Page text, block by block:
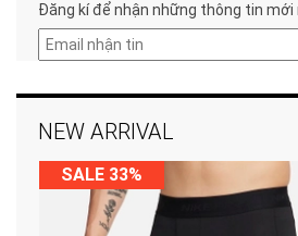
Đăng kí để nhận những thông tin
NEW ARRIVAL
SALE 33%